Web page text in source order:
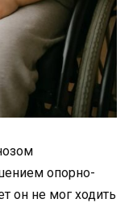
опорно-
он не мог ходить